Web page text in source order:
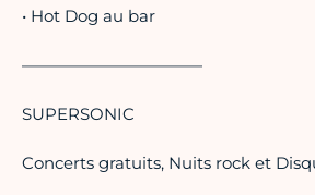
• Hot Dog au bar
———————————
SUPERSONIC
Concerts gratuits, Nuits rock et